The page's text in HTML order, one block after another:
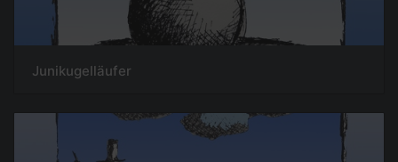
Junikugelläufer